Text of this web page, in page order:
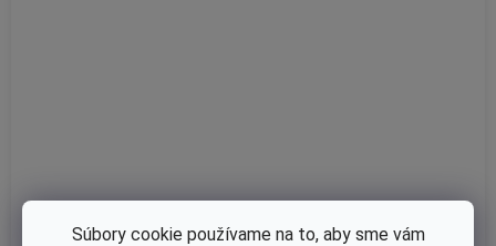
Súbory cookie používame na to, aby sme vám